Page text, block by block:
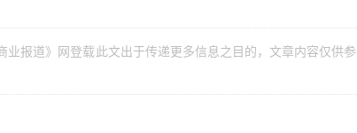
业报道》网登载此文出于传递更多信息之目的，文章内容仅供